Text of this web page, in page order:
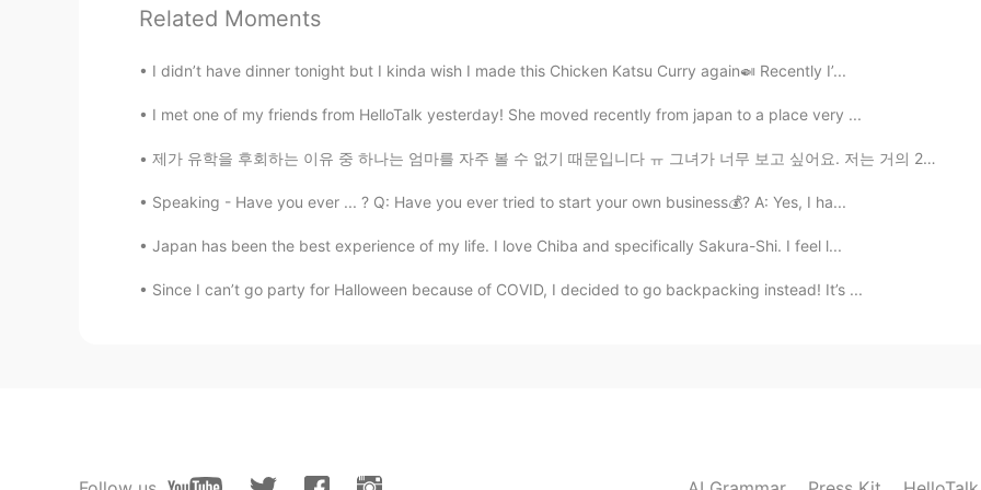
Related Moments
I didn’t have dinner tonight but I kinda wish I made this Chicken Katsu Curry again🍛 Recently I’...
I met one of my friends from HelloTalk yesterday! She moved recently from japan to a place very ...
제가 유학을 후회하는 이유 중 하나는 엄마를 자주 볼 수 없기 때문입니다 ㅠ 그녀가 너무 보고 싶어요. 저는 거의 2년 동안 엄마를 못 봤지만 저희는 영상통화를 자주 해요. ...
Speaking - Have you ever ... ? Q: Have you ever tried to start your own business💰? A: Yes, I ha...
Japan has been the best experience of my life. I love Chiba and specifically Sakura-Shi. I feel l...
Since I can’t go party for Halloween because of COVID, I decided to go backpacking instead! It’s ...